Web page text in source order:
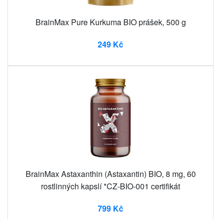
BrainMax Pure Kurkuma BIO prášek, 500 g
249 Kč
BrainMax Astaxanthin (Astaxantin) BIO, 8 mg, 60
rostlinných kapslí *CZ-BIO-001 certifikát
799 Kč